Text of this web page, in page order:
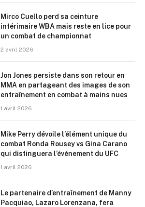
Mirco Cuello perd sa ceinture
intérimaire WBA mais reste en lice pour
un combat de championnat
2 avril 2026
Jon Jones persiste dans son retour en
MMA en partageant des images de son
entraînement en combat à mains nues
1 avril 2026
Mike Perry dévoile l’élément unique du
combat Ronda Rousey vs Gina Carano
qui distinguera l’événement du UFC
1 avril 2026
Le partenaire d’entraînement de Manny
Pacquiao, Lazaro Lorenzana, fera